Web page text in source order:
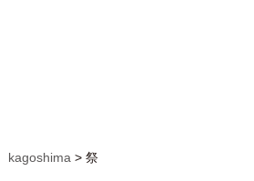
kagoshima > 祭